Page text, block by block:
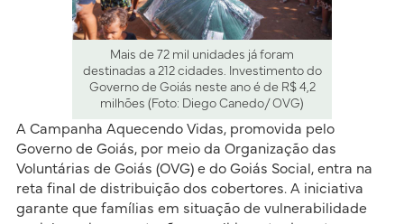
Mais de 72 mil unidades já foram
destinadas a 212 cidades. Investimento do
Governo de Goiás neste ano é de R$ 4,2
milhões (Foto: Diego Canedo/ OVG)
A Campanha Aquecendo Vidas, promovida pelo
Governo de Goiás, por meio da Organização das
Voluntárias de Goiás (OVG) e do Goiás Social, entra na
reta final de distribuição dos cobertores. A iniciativa
garante que famílias em situação de vulnerabilidade